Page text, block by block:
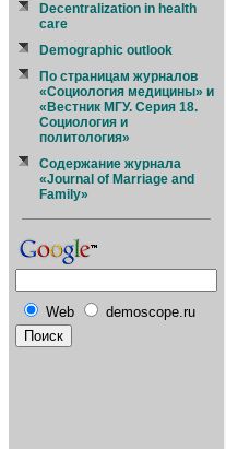
Decentralization in health
care
Demographic outlook
По страницам журналов
«Социология медицины» и
«Вестник МГУ. Серия 18.
Социология и
политология»
Содержание журнала
«Journal of Marriage and
Family»
Web demoscope.ru